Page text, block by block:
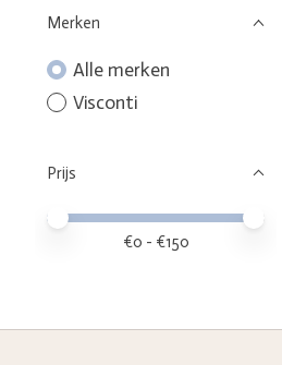
Merken
Alle merken
Visconti
Prijs
Minimale prijswaarde
Price maximum value
€0 - €150